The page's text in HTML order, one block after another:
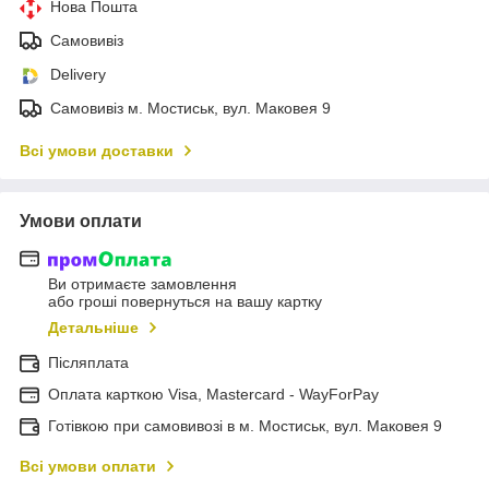
Нова Пошта
Самовивіз
Delivery
Самовивіз м. Мостиськ, вул. Маковея 9
Всі умови доставки
Умови оплати
Ви отримаєте замовлення
або гроші повернуться на вашу картку
Детальніше
Післяплата
Оплата карткою Visa, Mastercard - WayForPay
Готівкою при самовивозі в м. Мостиськ, вул. Маковея 9
Всі умови оплати